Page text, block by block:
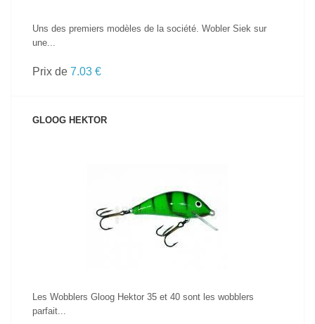
Uns des premiers modèles de la société. Wobler Siek sur
une...
Prix de 7.03 €
GLOOG HEKTOR
VOIR LE PRODUIT
Les Wobblers Gloog Hektor 35 et 40 sont les wobblers
parfait...